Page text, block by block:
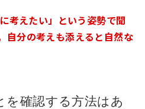
考えたい」という姿勢で聞
自分の考えも添えると自然な
を確認する方法はあ